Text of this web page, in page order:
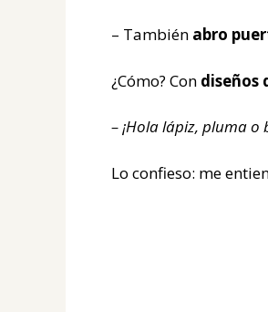
– También abro
¿Cómo? Con diseños
– ¡Hola lápiz, pluma
Lo confieso: me